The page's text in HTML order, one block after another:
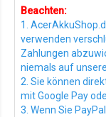
Beachten:
1.
verwenden
Zahlungen
niemals auf
2. Sie können
mit Google Pay
3. Wenn Sie